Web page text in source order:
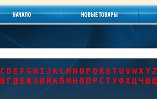
C D E F G H I J K L M N O P Q R S T U V WXYZ
В Г Д Е Ж З И Й КЛ М Н О П Р С Т УФХЦЧ Ш Щ